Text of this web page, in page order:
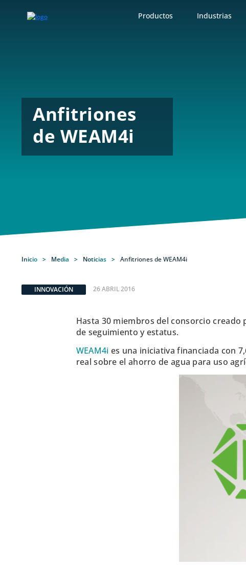
Productos Industrias
Anfitriones
de WEAM4i
Inicio > Media > Noticias > Anfitriones de WEAM4i
INNOVACIÓN 26 ABRIL 2016
Hasta 30 miembros del consorcio
de seguimiento y estatus.
WEAM4i es una iniciativa financiada con
real sobre el ahorro de agua para uso